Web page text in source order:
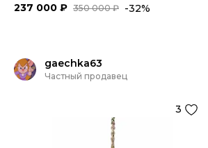
350 000 ₽
237 000 ₽ -32%
gaechka63
Частный продавец
3